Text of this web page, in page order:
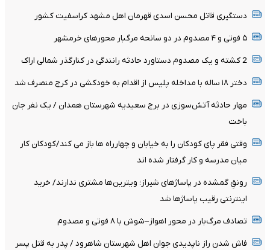
دستگیری قاتل محسن اسدی قهرمان اهل مشهد کراسفیت کشور
۵ فوتی و ۴ مصدوم در دو سانحه مرگبار محورهای خرمشهر
2 کشته و یک مصدوم دستاورد حادثه رانندگی در کنارگذر شمالی اراک
دختر ۱۸ ساله با مداخله پلیس از اقدام به خودکشی در کرج منصرف شد
مهار حادثه آتش‌سوزی در برج سعیدیه شهرستان همدان / یک نفر جان
باخت
وقتی فقر پای کودکان را به خیابان و چهارراه ها باز می کند/کودکان کار
میان مدرسه و کار گرفتار شده اند
رونقِ گمشده در پاساژهای شیراز؛ ویترین‌ها مشتری ندارند/ خرید
اینترنتی رقیب پاساژها شد
تصادف مرگ‌بار در محور اهواز–شوش با ۸ فوتی و مصدوم
فاش شدن راز ناپدیدی جوان اهل شهرستان شاهرود / پدر به قتل پسر